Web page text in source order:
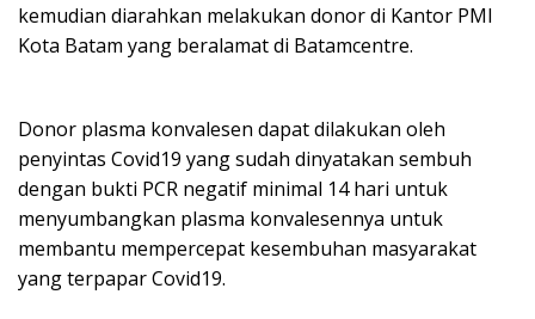
kemudian diarahkan melakukan donor di Kantor PMI
Kota Batam yang beralamat di Batamcentre.
Donor plasma konvalesen dapat dilakukan oleh
penyintas Covid19 yang sudah dinyatakan sembuh
dengan bukti PCR negatif minimal 14 hari untuk
menyumbangkan plasma konvalesennya untuk
membantu mempercepat kesembuhan masyarakat
yang terpapar Covid19.